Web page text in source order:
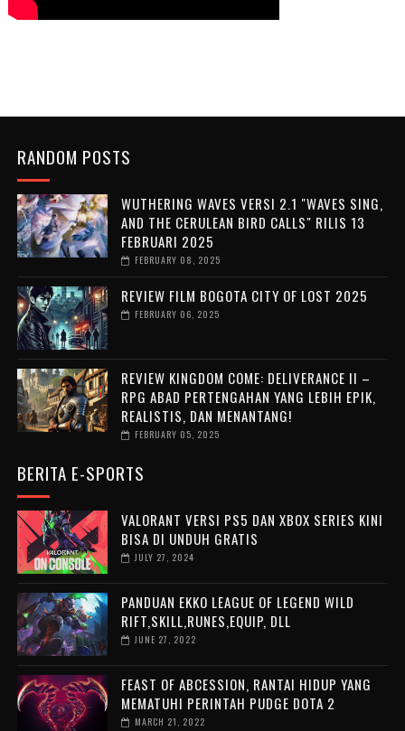
RANDOM POSTS
WUTHERING WAVES VERSI 2.1 "WAVES SING,
AND THE CERULEAN BIRD CALLS" RILIS 13
FEBRUARI 2025
FEBRUARY 08, 2025
REVIEW FILM BOGOTA CITY OF LOST 2025
FEBRUARY 06, 2025
REVIEW KINGDOM COME: DELIVERANCE II –
RPG ABAD PERTENGAHAN YANG LEBIH EPIK,
REALISTIS, DAN MENANTANG!
FEBRUARY 05, 2025
BERITA E-SPORTS
VALORANT VERSI PS5 DAN XBOX SERIES KINI
BISA DI UNDUH GRATIS
JULY 27, 2024
PANDUAN EKKO LEAGUE OF LEGEND WILD
RIFT,SKILL,RUNES,EQUIP, DLL
JUNE 27, 2022
FEAST OF ABCESSION, RANTAI HIDUP YANG
MEMATUHI PERINTAH PUDGE DOTA 2
MARCH 21, 2022